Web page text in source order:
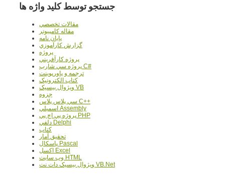
جستجو توسط کلید واژه ها
مقالات تخصصي
مقاله کامپیوتر
پایان نامه
گزارش کارآموزي
پروژه
پروژه کارآفريني
پروژه سي شارپ C#
ترجمه و پاورپوينت
کتاب الکترونيک
ويژوال بيسيک VB
جزوه
سي پلاس پلاس C++
اسمبلي Assembly
پروژه پي اچ پي PHP
دلفي Delphi
کتاب
تحقيق آمار
پاسکال Pascal
اکسل Excel
وب سايت HTML
ويژوال بيسيک دات نت VB.Net